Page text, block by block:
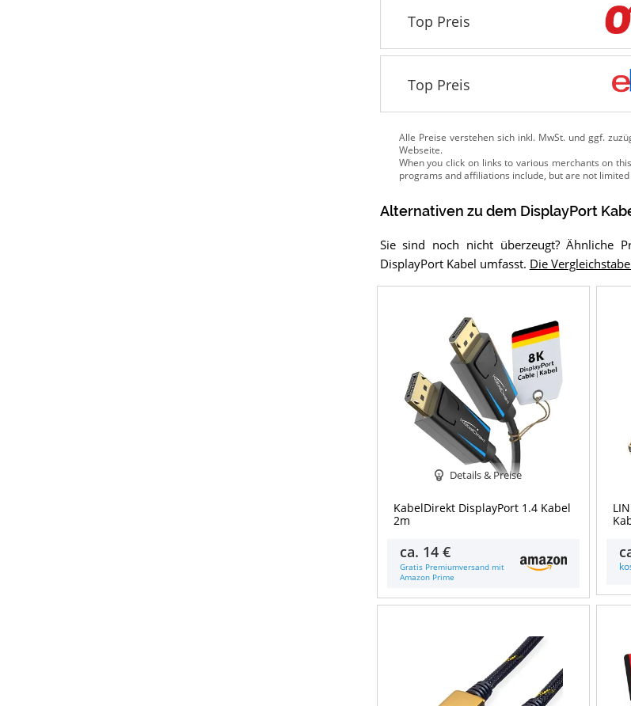
Top Preis
Top Preis
Alle Preise verstehen sich inkl. MwSt. und ggf.
Webseite.
Alternativen zu dem DisplayPort
Sie sind noch nicht überzeugt? Ähnliche
DisplayPort Kabel umfasst. Die
Details & Preise
KabelDirekt DisplayPort 1.4 Kabel
2m
ca. 14 €
Gratis Premiumversand mit
Amazon Prime